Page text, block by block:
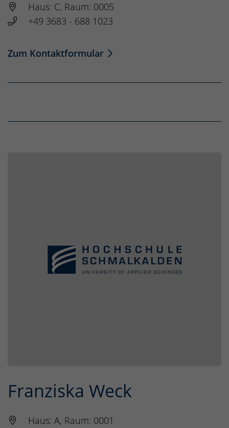
Haus: C, Raum: 0005
+49 3683 - 688 1023
Zum Kontaktformular
Franziska Weck
Haus: A, Raum: 0001